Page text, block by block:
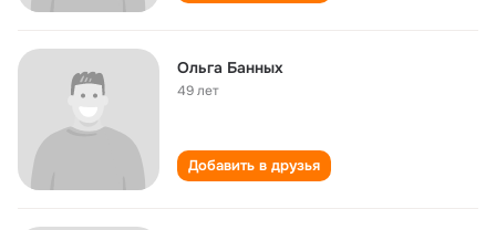
Ольга Банных
49 лет
Добавить в друзья